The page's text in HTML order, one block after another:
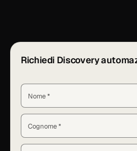
Richiedi Discovery
Nome *
Cognome *